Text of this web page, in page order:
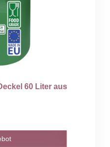
60 Liter aus